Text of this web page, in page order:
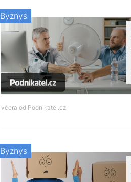
Byznys
včera od Podnikatel.cz
Byznys